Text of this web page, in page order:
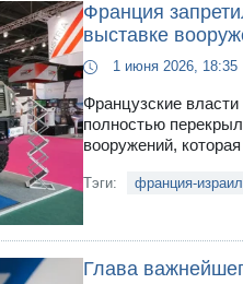
Франция
выставке
1 июня 2026, 18:35
Французские
полностью
вооружений,
Тэги: франция-
Глава